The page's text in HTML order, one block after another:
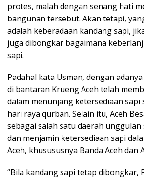
protes, malah dengan senang hati
bangunan tersebut. Akan tetapi,
adalah keberadaan kandang sapi,
juga dibongkar bagaimana
sapi.
Padahal kata Usman, dengan
di bantaran Krueng Aceh telah
dalam menunjang ketersediaan sapi
hari raya qurban. Selain itu, Aceh
sebagai salah satu daerah unggulan
dan menjamin ketersediaan sapi
Aceh, khusususnya Banda Aceh dan
“Bila kandang sapi tetap dibongkar,